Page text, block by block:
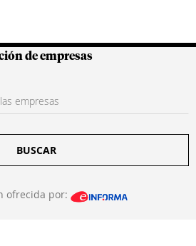
Colombianas
de empresas
BUSCAR
ofrecida por: